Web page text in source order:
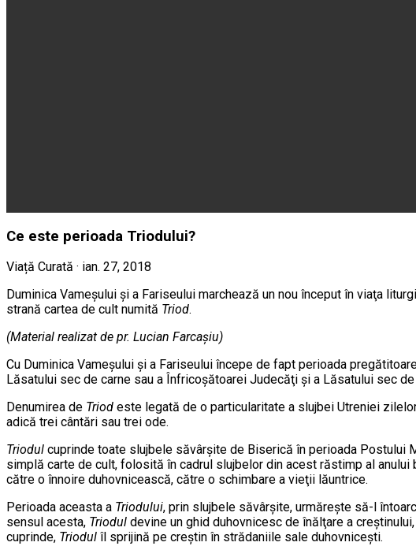
Ce este perioada Triodului?
Viață Curată · ian. 27, 2018
Duminica Vameşului şi a Fariseului marchează un nou început în viaţa
strană cartea de cult numită Triod.
(Material realizat de pr. Lucian Farcaşiu)
Cu Duminica Vameşului şi a Fariseului începe de fapt perioada
Lăsatului sec de carne sau a Înfricoşătoarei Judecăţi şi a Lăsatului sec
Denumirea de Triod este legată de o particularitate a slujbei Utreniei
adică trei cântări sau trei ode.
Triodul cuprinde toate slujbele săvârşite de Biserică în perioada Postului
simplă carte de cult, folosită în cadrul slujbelor din acest răstimp al
către o înnoire duhovnicească, către o schimbare a vieţii lăuntrice.
Perioada aceasta a Triodului, prin slujbele săvârşite, urmăreşte să-l
sensul acesta, Triodul devine un ghid duhovnicesc de înălţare a
cuprinde, Triodul îl sprijină pe creştin în strădaniile sale duhovniceşti.